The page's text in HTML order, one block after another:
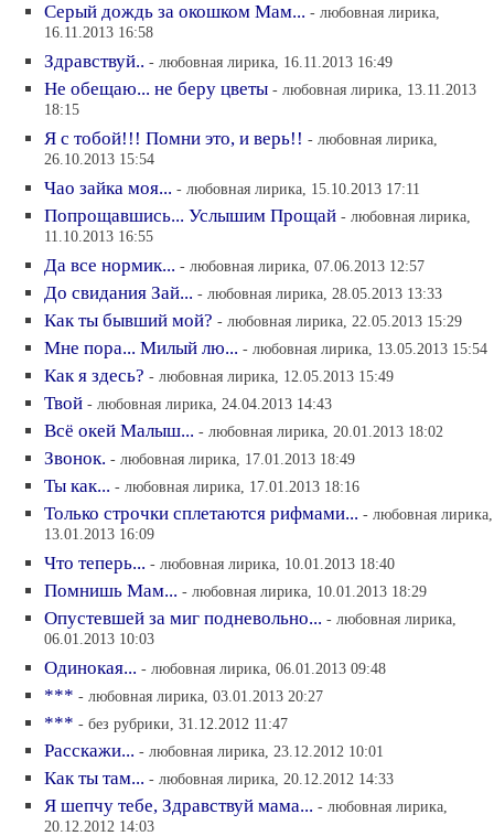
Серый дождь за окошком Мам... - любовная лирика,
16.11.2013 16:58
Здравствуй.. - любовная лирика, 16.11.2013 16:49
Не обещаю... не беру цветы - любовная лирика, 13.11.2013
18:15
Я с тобой!!! Помни это, и верь!! - любовная лирика,
26.10.2013 15:54
Чао зайка моя... - любовная лирика, 15.10.2013 17:11
Попрощавшись... Услышим Прощай - любовная лирика,
11.10.2013 16:55
Да все нормик... - любовная лирика, 07.06.2013 12:57
До свидания Зай... - любовная лирика, 28.05.2013 13:33
Как ты бывший мой? - любовная лирика, 22.05.2013 15:29
Мне пора... Милый лю... - любовная лирика, 13.05.2013 15:54
Как я здесь? - любовная лирика, 12.05.2013 15:49
Твой - любовная лирика, 24.04.2013 14:43
Всё окей Малыш... - любовная лирика, 20.01.2013 18:02
Звонок. - любовная лирика, 17.01.2013 18:49
Ты как... - любовная лирика, 17.01.2013 18:16
Только строчки сплетаются рифмами... - любовная лирика,
13.01.2013 16:09
Что теперь... - любовная лирика, 10.01.2013 18:40
Помнишь Мам... - любовная лирика, 10.01.2013 18:29
Опустевшей за миг подневольно... - любовная лирика,
06.01.2013 10:03
Одинокая... - любовная лирика, 06.01.2013 09:48
*** - любовная лирика, 03.01.2013 20:27
*** - без рубрики, 31.12.2012 11:47
Расскажи... - любовная лирика, 23.12.2012 10:01
Как ты там... - любовная лирика, 20.12.2012 14:33
Я шепчу тебе, Здравствуй мама... - любовная лирика,
20.12.2012 14:03